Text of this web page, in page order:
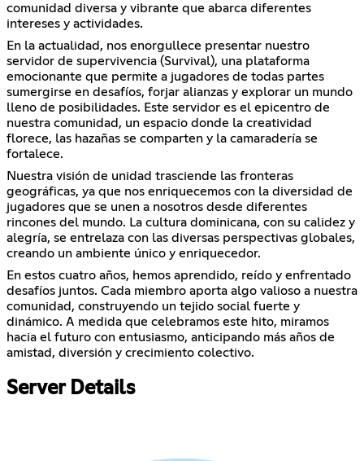
comunidad diversa y vibrante que abarca diferentes
intereses y actividades.
En la actualidad, nos enorgullece presentar nuestro
servidor de supervivencia (Survival), una plataforma
emocionante que permite a jugadores de todas partes
sumergirse en desafíos, forjar alianzas y explorar un mundo
lleno de posibilidades. Este servidor es el epicentro de
nuestra comunidad, un espacio donde la creatividad
florece, las hazañas se comparten y la camaradería se
fortalece.
Nuestra visión de unidad trasciende las fronteras
geográficas, ya que nos enriquecemos con la diversidad de
jugadores que se unen a nosotros desde diferentes
rincones del mundo. La cultura dominicana, con su calidez y
alegría, se entrelaza con las diversas perspectivas globales,
creando un ambiente único y enriquecedor.
En estos cuatro años, hemos aprendido, reído y enfrentado
desafíos juntos. Cada miembro aporta algo valioso a nuestra
comunidad, construyendo un tejido social fuerte y
dinámico. A medida que celebramos este hito, miramos
hacia el futuro con entusiasmo, anticipando más años de
amistad, diversión y crecimiento colectivo.
Server Details